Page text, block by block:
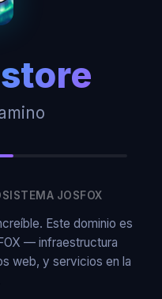
JOSFOX
Este dominio es
— infraestructura
web, y servicios en la